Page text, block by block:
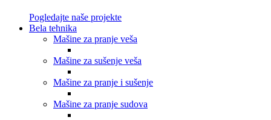
Pogledajte naše projekte
Bela tehnika
Mašine za pranje veša
Mašine za sušenje veša
Mašine za pranje i sušenje
Mašine za pranje sudova